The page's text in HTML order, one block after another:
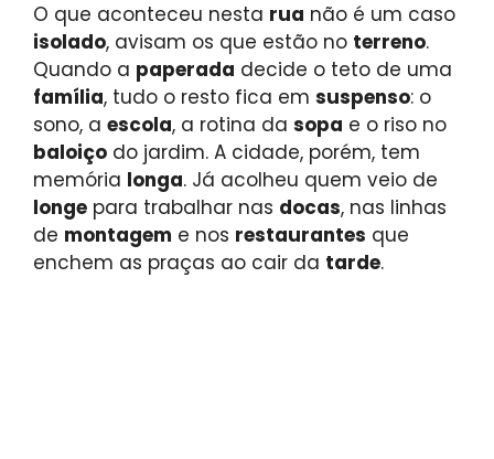
O que aconteceu nesta rua não é um caso
isolado, avisam os que estão no terreno.
Quando a paperada decide o teto de uma
família, tudo o resto fica em suspenso: o
sono, a escola, a rotina da sopa e o riso no
baloiço do jardim. A cidade, porém, tem
memória longa. Já acolheu quem veio de
longe para trabalhar nas docas, nas linhas
de montagem e nos restaurantes que
enchem as praças ao cair da tarde.